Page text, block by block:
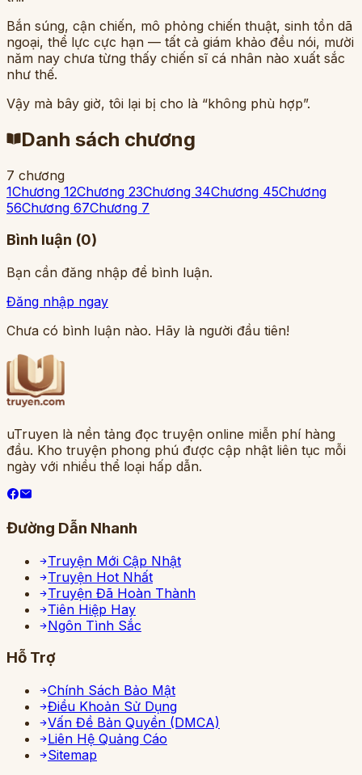
Bắn súng, cận chiến, mô phỏng chiến thuật, sinh tồn dã
ngoại, thể lực cực hạn — tất cả giám khảo đều nói, mười
năm nay chưa từng thấy chiến sĩ cá nhân nào xuất sắc
như thế.
Vậy mà bây giờ, tôi lại bị cho là “không phù hợp”.
Danh sách chương
7 chương
1Chương 12Chương 23Chương 34Chương 45Chương
56Chương 67Chương 7
Bình luận (0)
Bạn cần đăng nhập để bình luận.
Đăng nhập ngay
Chưa có bình luận nào. Hãy là người đầu tiên!
uTruyen là nền tảng đọc truyện online miễn phí hàng
đầu. Kho truyện phong phú được cập nhật liên tục mỗi
ngày với nhiều thể loại hấp dẫn.
Đường Dẫn Nhanh
Truyện Mới Cập Nhật
Truyện Hot Nhất
Truyện Đã Hoàn Thành
Tiên Hiệp Hay
Ngôn Tình Sắc
Hỗ Trợ
Chính Sách Bảo Mật
Điều Khoản Sử Dụng
Vấn Đề Bản Quyền (DMCA)
Liên Hệ Quảng Cáo
Sitemap